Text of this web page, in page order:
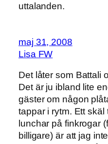
uttalanden.
maj 31, 2008
Lisa FW
Det låter som Battali
Det är ju ibland lite
gäster om någon
tappar i rytm. Ett skäl
lunchar på finkrogar
billigare) är att jag